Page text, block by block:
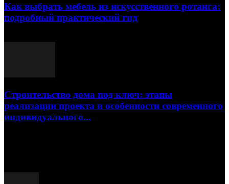
Как выбрать мебель из искусственного ротанга:
подробный практический гид
Строительство дома под ключ: этапы
реализации проекта и особенности современного
индивидуального...